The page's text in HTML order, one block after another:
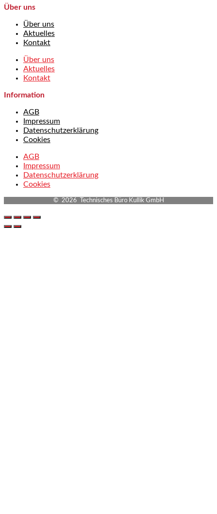
Über uns
Über uns
Aktuelles
Kontakt
Über uns
Aktuelles
Kontakt
Information
AGB
Impressum
Datenschutzerklärung
Cookies
AGB
Impressum
Datenschutzerklärung
Cookies
© 2026 Technisches Büro Kullik GmbH